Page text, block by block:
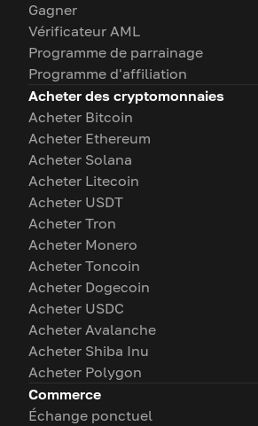
Gagner
Vérificateur AML
Programme de parrainage
Programme d'affiliation
Acheter des cryptomonnaies
Acheter Bitcoin
Acheter Ethereum
Acheter Solana
Acheter Litecoin
Acheter USDT
Acheter Tron
Acheter Monero
Acheter Toncoin
Acheter Dogecoin
Acheter USDC
Acheter Avalanche
Acheter Shiba Inu
Acheter Polygon
Commerce
Échange ponctuel